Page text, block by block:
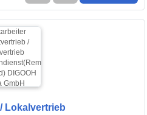
Lokalvertrieb